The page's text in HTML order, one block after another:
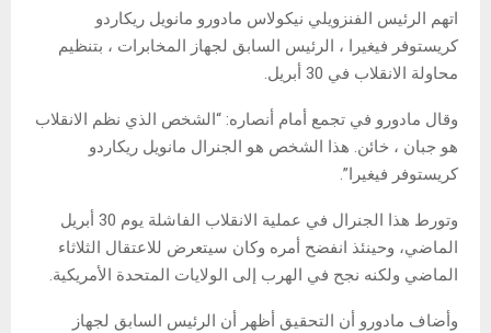
اتهم الرئيس الفنزويلي نيكولاس مادورو مانويل ريكاردو
كريستوفر فيغيرا ، الرئيس السابق لجهاز المخابرات ، بتنظيم
محاولة الانقلاب في 30 أبريل.
وقال مادورو في تجمع أمام أنصاره: “الشخص الذي نظم الانقلاب
هو جبان ، خائن. هذا الشخص هو الجنرال مانويل ريكاردو
كريستوفر فيغيرا”.
وتورط هذا الجنرال في عملية الانقلاب الفاشلة يوم 30 أبريل
الماضي، وحينئذ انفضح أمره وكان سيتعرض للاعتقال الثلاثاء
الماضي ولكنه نجح في الهرب إلى الولايات المتحدة الأمريكية.
وأضاف مادورو أن التحقيق أظهر أن الرئيس السابق لجهاز